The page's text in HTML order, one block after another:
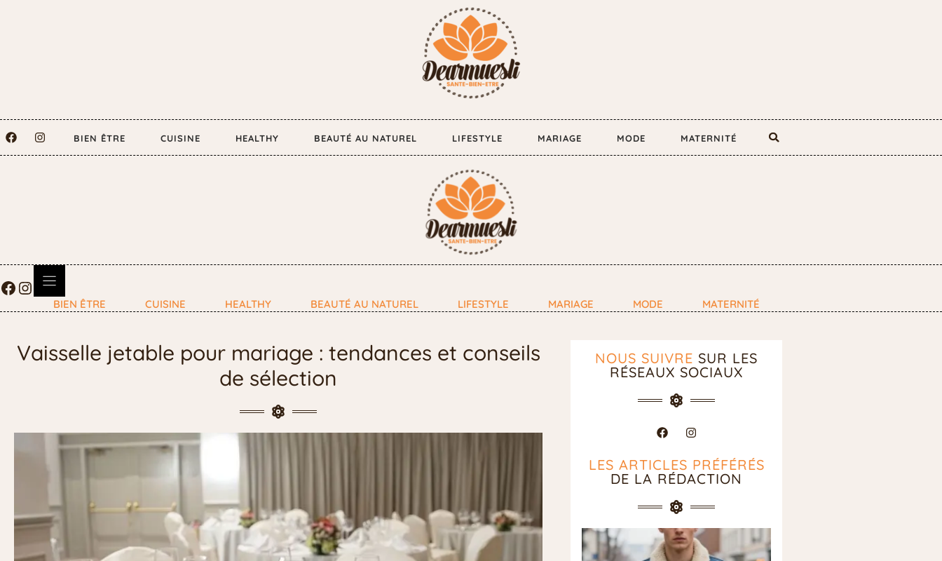
BIEN ÊTRE CUISINE HEALTHY BEAUTÉ AU NATUREL LIFESTYLE MARIAGE MODE MATERNITÉ
BIEN ÊTRE CUISINE HEALTHY BEAUTÉ AU NATUREL LIFESTYLE MARIAGE MODE MATERNITÉ
Vaisselle jetable pour mariage : tendances et conseils
de sélection
NOUS SUIVRE SUR LES
RÉSEAUX SOCIAUX
LES ARTICLES PRÉFÉRÉS
DE LA RÉDACTION